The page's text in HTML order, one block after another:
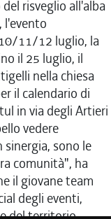
risveglio all'alba
l'evento
11/12 luglio, la
il 25 luglio, il
nella chiesa
il calendario di
in via degli Artieri
vedere
sinergia, sono le
comunità", ha
il giovane team
degli eventi,